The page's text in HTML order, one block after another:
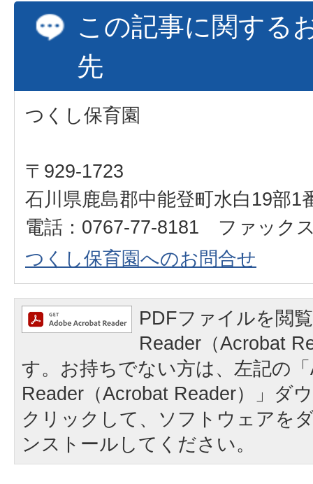
この記事に関する
先
つくし保育園
〒929-1723
石川県鹿島郡中能登町水白19部1
電話：0767-77-8181 ファック
つくし保育園へのお問合せ
PDFファイルを閲
Reader（Acrobat
す。お持ちでない方は、左記の
Reader（Acrobat Reader）」ダ
クリックして、ソフトウェアを
ンストールしてください。